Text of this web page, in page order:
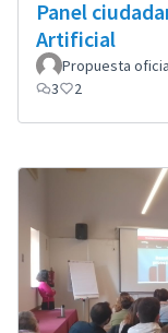
Panel
Artificial
Propuesta
3
2